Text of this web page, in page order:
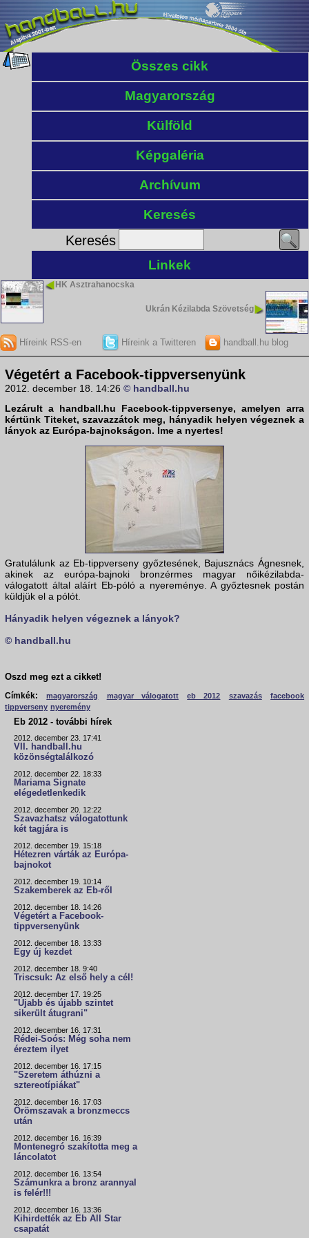
Összes cikk
Magyarország
Külföld
Képgaléria
Archívum
Keresés
Keresés
Linkek
HK Asztrahanocska
Ukrán Kézilabda Szövetség
Híreink RSS-en Híreink a Twitteren handball.hu blog
Végetért a Facebook-tippversenyünk
2012. december 18. 14:26 © handball.hu
Lezárult a handball.hu Facebook-tippversenye, amelyen arra
kértünk Titeket, szavazzátok meg, hányadik helyen végeznek a
lányok az Európa-bajnokságon. Íme a nyertes!
Gratulálunk az Eb-tippverseny győztesének, Bajusznács Ágnesnek,
akinek az európa-bajnoki bronzérmes magyar nőikézilabda-
válogatott által aláírt Eb-póló a nyereménye. A győztesnek postán
küldjük el a pólót.
Hányadik helyen végeznek a lányok?
© handball.hu
Oszd meg ezt a cikket!
Címkék:
magyarország magyar válogatott eb 2012 szavazás
facebook
tippverseny nyeremény
Eb 2012 - további hírek
2012. december 23. 17:41
VII. handball.hu
közönségtalálkozó
2012. december 22. 18:33
Mariama Signate
elégedetlenkedik
2012. december 20. 12:22
Szavazhatsz válogatottunk
két tagjára is
2012. december 19. 15:18
Hétezren várták az Európa-
bajnokot
2012. december 19. 10:14
Szakemberek az Eb-ről
2012. december 18. 14:26
Végetért a Facebook-
tippversenyünk
2012. december 18. 13:33
Egy új kezdet
2012. december 18. 9:40
Triscsuk: Az első hely a cél!
2012. december 17. 19:25
"Újabb és újabb szintet
sikerült átugrani"
2012. december 16. 17:31
Rédei-Soós: Még soha nem
éreztem ilyet
2012. december 16. 17:15
"Szeretem áthúzni a
sztereotípiákat"
2012. december 16. 17:03
Örömszavak a bronzmeccs
után
2012. december 16. 16:39
Montenegró szakította meg a
láncolatot
2012. december 16. 13:54
Számunkra a bronz arannyal
is felér!!!
2012. december 16. 13:36
Kihirdették az Eb All Star
csapatát